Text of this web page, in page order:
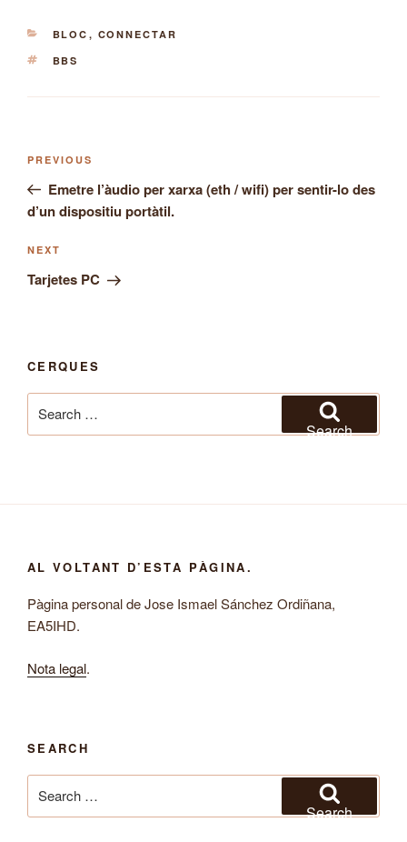
CATEGORIES
BLOC , CONNECTAR
TAGS
BBS
Post
Previous
Post
PREVIOUS
Emetre l’àudio per xarxa (eth / wifi) per sentir-lo des
d’un dispositiu portàtil.
Next
Post
NEXT
Tarjetes PC
CERQUES
for:
Search
AL VOLTANT D’ESTA PÀGINA.
Pàgina personal de Jose Ismael Sánchez Ordiñana,
EA5IHD.
Nota legal.
SEARCH
for:
Search